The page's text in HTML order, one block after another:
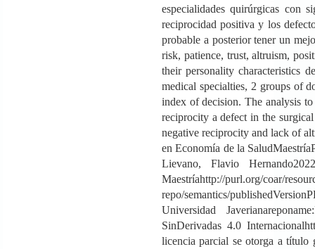
especialidades quirúrgicas con
reciprocidad positiva y los
probable a posterior tener un
risk, patience, trust, altruism,
their personality characteristics
medical specialties, 2 groups of
index of decision. The analysis to
reciprocity a defect in the
negative reciprocity and lack of
en Economía de la
Lievano, Flavio
Maestríahttp://purl.org/coar/
repo/semantics/
Universidad
SinDerivadas 4.0
licencia parcial se otorga a título